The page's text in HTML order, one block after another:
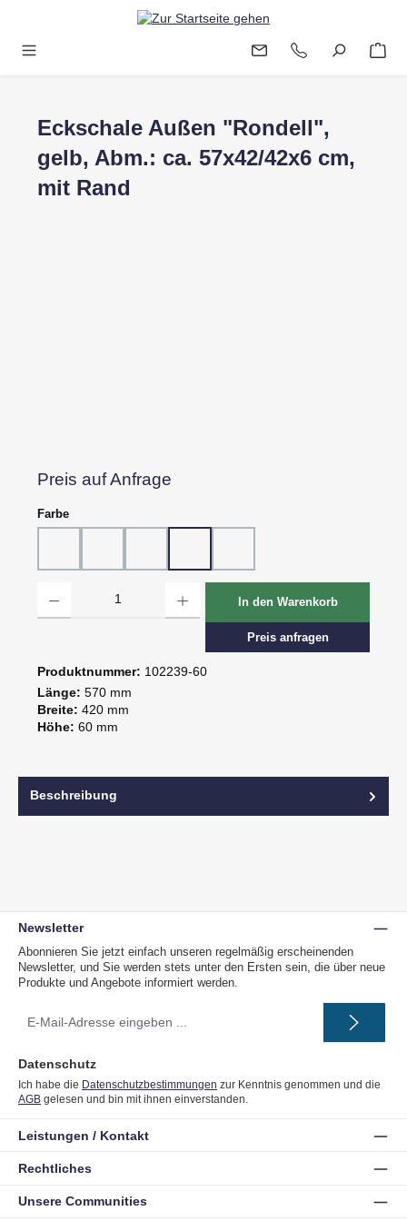
Zum Hauptinhalt springen
Eckschale Außen "Rondell",
gelb, Abm.: ca. 57x42/42x6 cm,
mit Rand
Preis auf Anfrage
Farbeauswählen
In den Warenkorb
Preis anfragen
Produktnummer: 102239-60
Länge: 570 mm
Breite: 420 mm
Höhe: 60 mm
Beschreibung
Newsletter
Abonnieren Sie jetzt einfach unseren regelmäßig erscheinenden
Newsletter, und Sie werden stets unter den Ersten sein, die über neue
Produkte und Angebote informiert werden.
Mail-
Datenschutz
Ich habe die Datenschutzbestimmungen zur Kenntnis genommen und die
AGB gelesen und bin mit ihnen einverstanden.
Unsere Communities
Leistungen / Kontakt
Rechtliches